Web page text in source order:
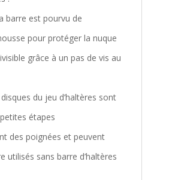
barre est pourvu de
pour protéger la nuque
grâce à un pas de vis au
du jeu d’haltères sont
étapes
des poignées et peuvent
utilisés sans barre d’haltères